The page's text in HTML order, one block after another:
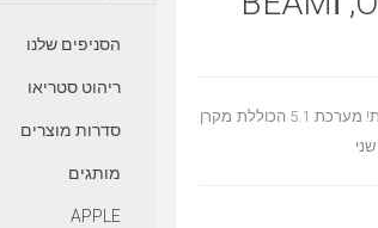
סט 5.1 עם 2 יח’ ONE, וBEAM חווית קולנוע אלחוטית ועוצמתית! מערכת 5.1 הכוללת מקרן
הסניפים שלנו
ריהוט סטריאו
סדרות מוצרים
מותגים
APPLE